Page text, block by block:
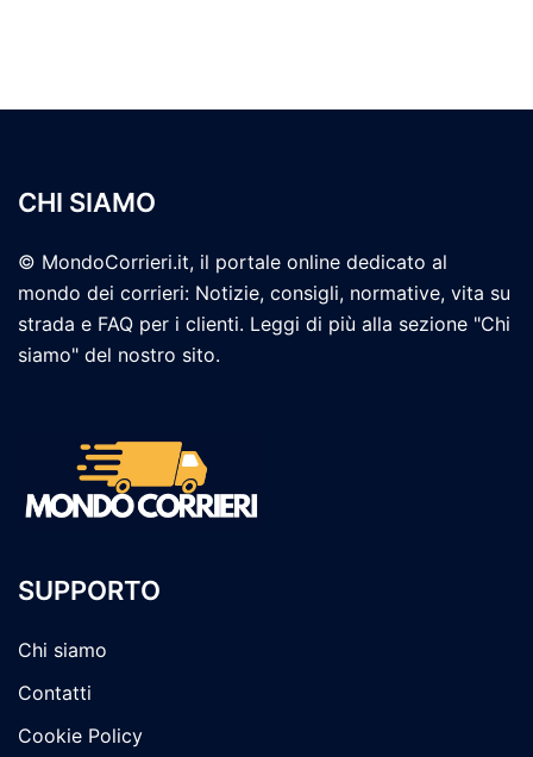
CHI SIAMO
© MondoCorrieri.it, il portale online dedicato al
mondo dei corrieri: Notizie, consigli, normative, vita su
strada e FAQ per i clienti. Leggi di più alla sezione "Chi
siamo" del nostro sito.
SUPPORTO
Chi siamo
Contatti
Cookie Policy